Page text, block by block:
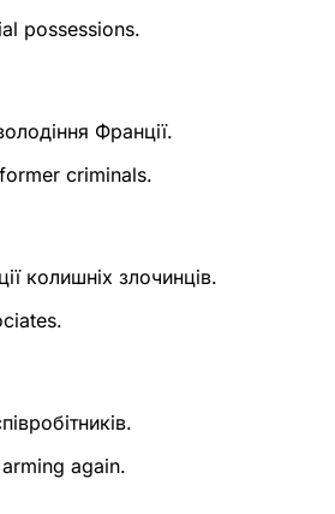
possessions.
Франції.
criminals.
колишніх злочинців.
again.